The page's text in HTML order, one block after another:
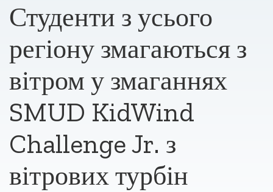
Студенти з усього
регіону змагаються з
вітром у змаганнях
SMUD KidWind
Challenge Jr. з
вітрових турбін